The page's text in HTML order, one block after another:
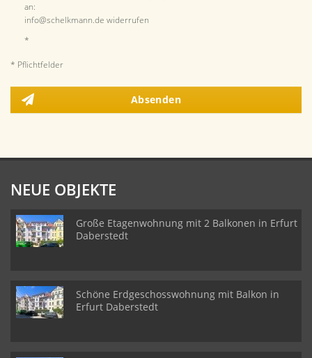
an:
info@schelkmann.de widerrufen
*
* Pflichtfelder
Absenden
NEUE OBJEKTE
Große Etagenwohnung mit 2 Balkonen in Erfurt
Daberstedt
Schöne Erdgeschosswohnung mit Balkon in
Erfurt Daberstedt